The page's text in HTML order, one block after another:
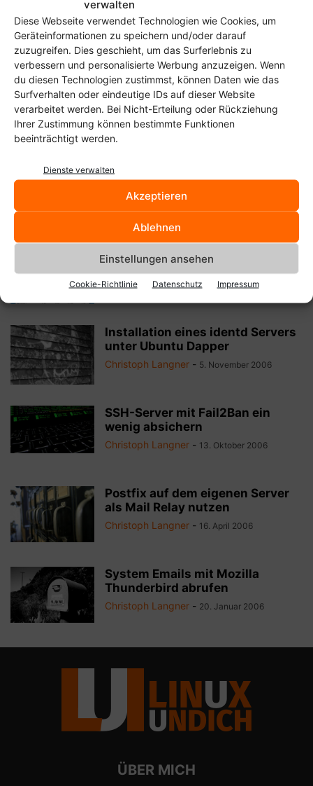
verwalten
Diese Webseite verwendet Technologien wie Cookies, um
Geräteinformationen zu speichern und/oder darauf
zuzugreifen. Dies geschieht, um das Surferlebnis zu
verbessern und personalisierte Werbung anzuzeigen. Wenn
du diesen Technologien zustimmst, können Daten wie das
Surfverhalten oder eindeutige IDs auf dieser Website
verarbeitet werden. Bei Nicht-Erteilung oder Rückziehung
Ihrer Zustimmung können bestimmte Funktionen
beeinträchtigt werden.
Dienste verwalten
Akzeptieren
Ablehnen
Einstellungen ansehen
Cookie-Richtlinie Datenschutz Impressum
Das eigene PC-Helpdesk
Christoph Langner - 9. Januar 2009
Die Uhrzeit eines Rechners über
das Internet stellen
Christoph Langner - 19. Dezember 2008
Ubuntu Server in VirtualBox
Christoph Langner
Webbasierte
Serverüberwachung mit Munin
Christoph Langner - 24. August 2007
Installation eines identd Servers
unter Ubuntu Dapper
Christoph Langner - 5. November 2006
SSH-Server mit Fail2Ban ein
wenig absichern
Christoph Langner - 13. Oktober 2006
Postfix auf dem eigenen Server
als Mail Relay nutzen
Christoph Langner - 16. April 2006
System Emails mit Mozilla
Thunderbird abrufen
Christoph Langner - 20. Januar 2006
ÜBER MICH